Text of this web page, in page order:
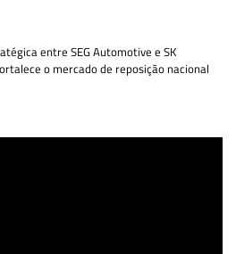
entre SEG Automotive e SK
o mercado de reposição nacional